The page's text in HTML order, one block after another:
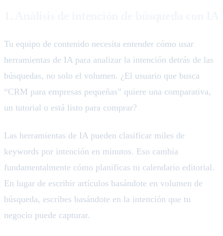
Tu equipo de contenido necesita entender cómo usar
herramientas de IA para analizar la intención detrás de las
búsquedas, no solo el volumen. ¿El usuario que busca
“CRM para empresas pequeñas” quiere una comparativa,
un tutorial o está listo para comprar?
Las herramientas de IA pueden clasificar miles de
keywords por intención en minutos. Eso cambia
fundamentalmente cómo planificas tu calendario editorial.
En lugar de escribir artículos basándote en volumen de
búsqueda, escribes basándote en la intención que tu
negocio puede capturar.